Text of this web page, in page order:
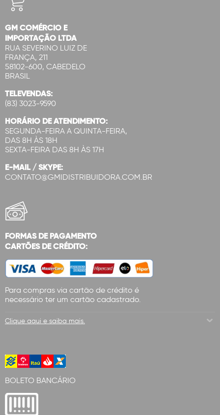
GM COMÉRCIO E
IMPORTAÇÃO LTDA
RUA SEVERINO LUIZ DE
FRANÇA, 211
58102-600, CABEDELO
BRASIL
TELEVENDAS:
(83) 3023-9590
HORÁRIO DE ATENDIMENTO:
SEGUNDA-FEIRA A QUINTA-FEIRA,
DAS 8H ÀS 18H
SEXTA-FEIRA DAS 8H ÀS 17H
E-MAIL / SKYPE:
CONTATO@GMIDISTRIBUIDORA.COM.BR
FORMAS DE PAGAMENTO
CARTÕES DE CRÉDITO:
Para compras via cartão de crédito é
necessário ter um cartão cadastrado.
Clique aqui e saiba mais.
BOLETO BANCÁRIO